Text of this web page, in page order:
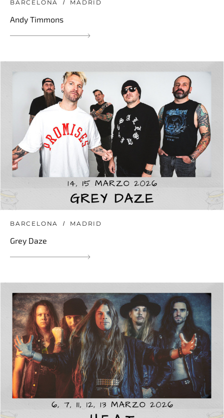
BARCELONA MADRID
Andy Timmons
BARCELONA MADRID
Grey Daze